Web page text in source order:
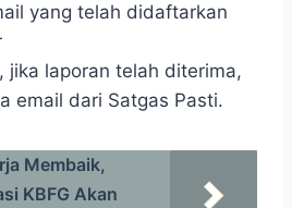
yang telah didaftarkan
jika laporan telah diterima,
email dari Satgas Pasti.
Membaik,
KBFG Akan